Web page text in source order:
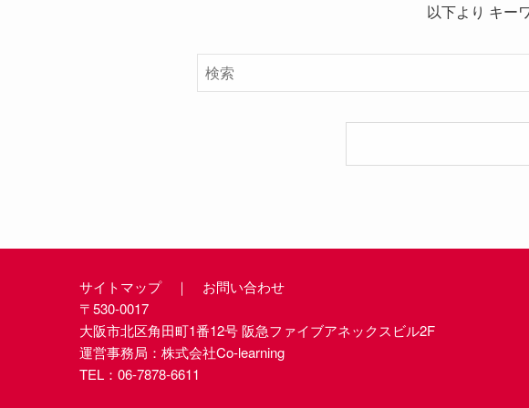
以下より キー
サイトマップ｜ お問い合わせ
〒530-0017
大阪市北区角田町1番12号 阪急ファイブアネックスビル2F
運営事務局：株式会社Co-learning
TEL： 06-7878-6611